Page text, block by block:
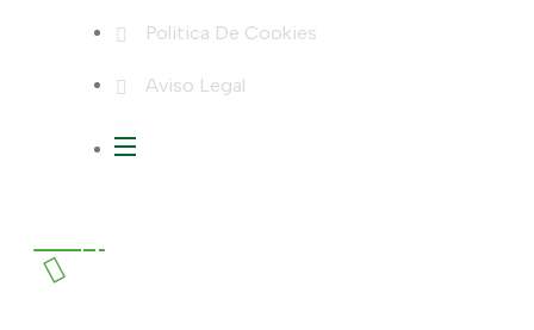
Política De Cookies
Aviso Legal